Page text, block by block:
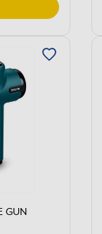
GUN